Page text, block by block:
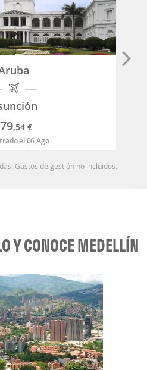
,54 €
el 06 Ago
Gastos de gestión no incluidos.
Y CONOCE MEDELLÍN